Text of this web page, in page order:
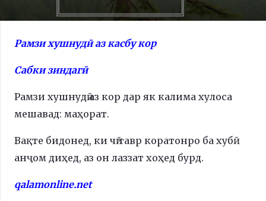
Рамзи хушнудӣ аз касбу кор
Сабки зиндагӣ
Рамзи хушнудӣ аз кор дар як калима хулоса
мешавад: маҳорат.
Вақте бидонед, ки чӣ тавр коратонро ба хубӣ
анҷом диҳед, аз он лаззат хоҳед бурд.
qalamonline.net